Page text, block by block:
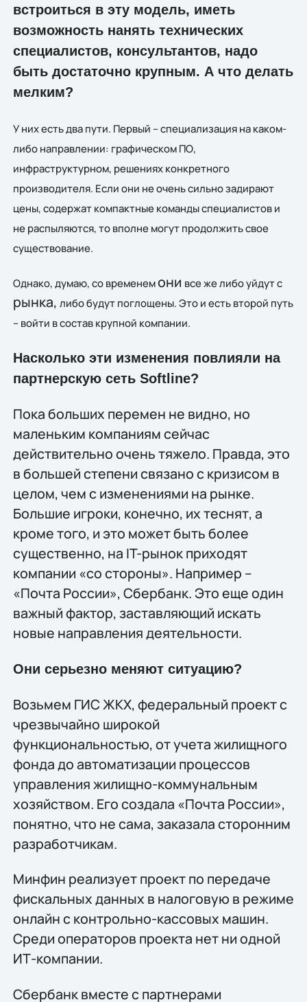
встроиться в эту модель, иметь
возможность нанять технических
специалистов, консультантов, надо
быть достаточно крупным. А что делать
мелким?
У них есть два пути. Первый – специализация на каком-
либо направлении: графическом ПО,
инфраструктурном, решениях конкретного
производителя. Если они не очень сильно задирают
цены, содержат компактные команды специалистов и
не распыляются, то вполне могут продолжить свое
существование.
Однако, думаю, со временемони все же либо уйдут с
рынка, либо будут поглощены. Это и есть второй путь
– войти в состав крупной компании.
Насколько эти изменения повлияли на
партнерскую сеть Softline?
Пока больших перемен не видно, но
маленьким компаниям сейчас
действительно очень тяжело. Правда, это
в большей степени связано с кризисом в
целом, чем с изменениями на рынке.
Большие игроки, конечно, их теснят, а
кроме того, и это может быть более
существенно, на IT-рынок приходят
компании «со стороны». Например –
«Почта России», Сбербанк. Это еще один
важный фактор, заставляющий искать
новые направления деятельности.
Они серьезно меняют ситуацию?
Возьмем ГИС ЖКХ, федеральный проект с
чрезвычайно широкой
функциональностью, от учета жилищного
фонда до автоматизации процессов
управления жилищно-коммунальным
хозяйством. Его создала «Почта России»,
понятно, что не сама, заказала сторонним
разработчикам.
Минфин реализует проект по передаче
фискальных данных в налоговую в режиме
онлайн с контрольно-кассовых машин.
Среди операторов проекта нет ни одной
ИТ-компании.
Сбербанк вместе с партнерами